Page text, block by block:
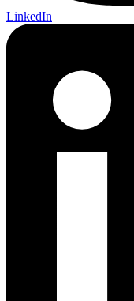
LinkedIn